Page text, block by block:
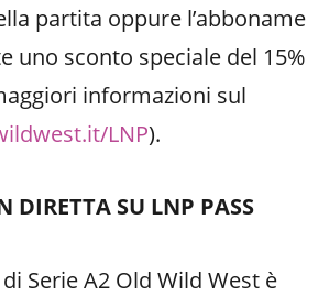
partita oppure l’abboname
uno sconto speciale del 15%
informazioni sul
LNP).
DIRETTA SU LNP PASS
Serie A2 Old Wild West è